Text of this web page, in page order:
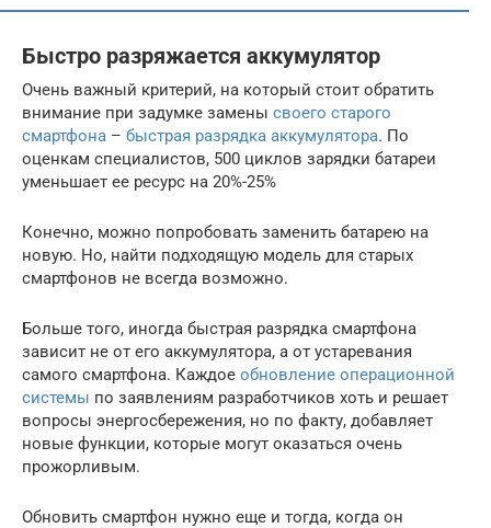
Быстро разряжается аккумулятор
Очень важный критерий, на который стоит обратить
внимание при задумке замены своего старого
смартфона – быстрая разрядка аккумулятора. По
оценкам специалистов, 500 циклов зарядки батареи
уменьшает ее ресурс на 20%-25%
Конечно, можно попробовать заменить батарею на
новую. Но, найти подходящую модель для старых
смартфонов не всегда возможно.
Больше того, иногда быстрая разрядка смартфона
зависит не от его аккумулятора, а от устаревания
самого смартфона. Каждое обновление операционной
системы по заявлениям разработчиков хоть и решает
вопросы энергосбережения, но по факту, добавляет
новые функции, которые могут оказаться очень
прожорливым.
Обновить смартфон нужно еще и тогда, когда он